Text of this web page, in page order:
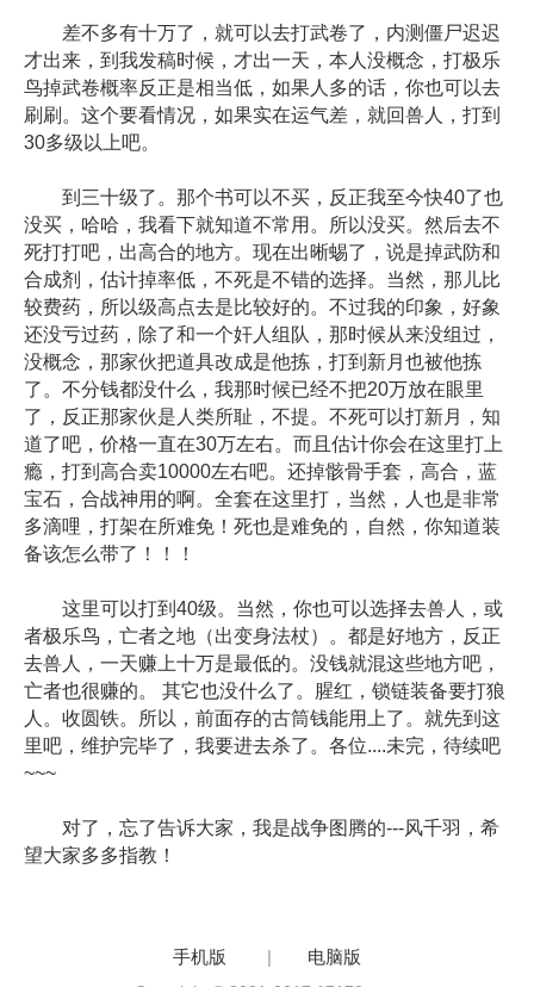
差不多有十万了，就可以去打武卷了，内测僵尸迟迟
才出来，到我发稿时候，才出一天，本人没概念，打极乐
鸟掉武卷概率反正是相当低，如果人多的话，你也可以去
刷刷。这个要看情况，如果实在运气差，就回兽人，打到
30多级以上吧。
到三十级了。那个书可以不买，反正我至今快40了也
没买，哈哈，我看下就知道不常用。所以没买。然后去不
死打打吧，出高合的地方。现在出晰蜴了，说是掉武防和
合成剂，估计掉率低，不死是不错的选择。当然，那儿比
较费药，所以级高点去是比较好的。不过我的印象，好象
还没亏过药，除了和一个奸人组队，那时候从来没组过，
没概念，那家伙把道具改成是他拣，打到新月也被他拣
了。不分钱都没什么，我那时候已经不把20万放在眼里
了，反正那家伙是人类所耻，不提。不死可以打新月，知
道了吧，价格一直在30万左右。而且估计你会在这里打上
瘾，打到高合卖10000左右吧。还掉骸骨手套，高合，蓝
宝石，合战神用的啊。全套在这里打，当然，人也是非常
多滴哩，打架在所难免！死也是难免的，自然，你知道装
备该怎么带了！！！
这里可以打到40级。当然，你也可以选择去兽人，或
者极乐鸟，亡者之地（出变身法杖）。都是好地方，反正
去兽人，一天赚上十万是最低的。没钱就混这些地方吧，
亡者也很赚的。 其它也没什么了。腥红，锁链装备要打狼
人。收圆铁。所以，前面存的古筒钱能用上了。就先到这
里吧，维护完毕了，我要进去杀了。各位....未完，待续吧
~~~
对了，忘了告诉大家，我是战争图腾的---风千羽，希
望大家多多指教！
手机版 | 电脑版